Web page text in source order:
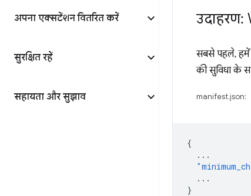
अपना एक्सटेंशन वितरित करें
सुरक्षित रहें
सहायता और सुझाव
उदाहरण:
सबसे पहले, हमें
की सुविधा के
manifest.json:
{
...
...
}